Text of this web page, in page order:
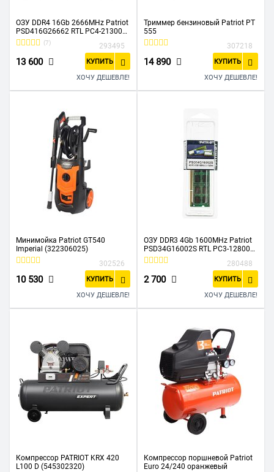
ОЗУ DDR4 16Gb 2666MHz Patriot
PSD416G26662 RTL PC4-21300
CL19 DIMM 288-pin 1.2В dual rank
(7) 293495
13 600 КУПИТЬ
ХОЧУ ДЕШЕВЛЕ!
Триммер бензиновый Patriot PT
555
307218
14 890 КУПИТЬ
ХОЧУ ДЕШЕВЛЕ!
Минимойка Patriot GT540
Imperial (322306025)
302526
10 530 КУПИТЬ
ХОЧУ ДЕШЕВЛЕ!
ОЗУ DDR3 4Gb 1600MHz Patriot
PSD34G16002S RTL PC3-12800
CL11 SO-DIMM 204-pin 1.5В
280488
2 700 КУПИТЬ
ХОЧУ ДЕШЕВЛЕ!
Компрессор PATRIOT KRX 420
L100 D (545302320)
Компрессор поршневой Patriot
Euro 24/240 оранжевый